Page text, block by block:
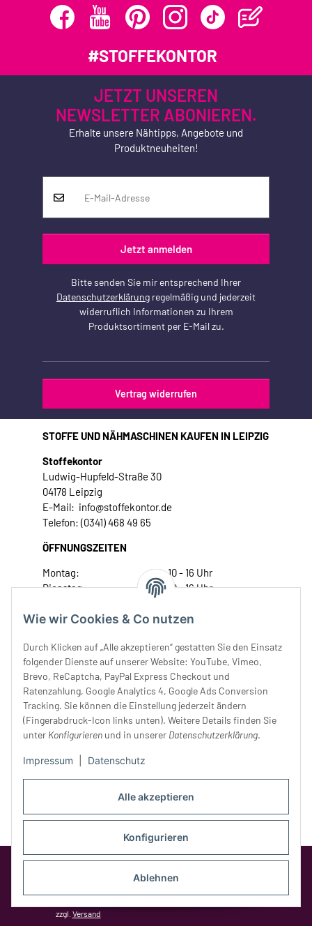
Alle akzeptieren
Konfigurieren
Ablehnen
Wie wir Cookies & Co nutzen
Durch Klicken auf „Alle akzeptieren“ gestatten Sie den Einsatz
folgender Dienste auf unserer Website: YouTube, Vimeo,
Brevo, ReCaptcha, PayPal Express Checkout und
Ratenzahlung, Google Analytics 4, Google Ads Conversion
Tracking. Sie können die Einstellung jederzeit ändern
(Fingerabdruck-Icon links unten). Weitere Details finden Sie
unter Konfigurieren und in unserer Datenschutzerklärung.
Impressum Datenschutz
#STOFFEKONTOR
JETZT UNSEREN
NEWSLETTER ABONIEREN.
Erhalte unsere Nähtipps, Angebote und
Produktneuheiten!
Jetzt anmelden
Bitte senden Sie mir entsprechend Ihrer
Datenschutzerklärung regelmäßig und jederzeit
widerruflich Informationen zu Ihrem
Produktsortiment per E-Mail zu.
Vertrag widerrufen
STOFFE UND NÄHMASCHINEN KAUFEN IN LEIPZIG
Stoffekontor
Ludwig-Hupfeld-Straße 30
04178 Leipzig
E-Mail: info@stoffekontor.de
Telefon: (0341) 468 49 65
ÖFFNUNGSZEITEN
Montag:
10 - 16 Uhr
Dienstag:
10 - 16 Uhr
Donnerstag:
10 - 18 Uhr
Samstag:
10 - 14 Uhr
Unser Service
Rechtliches
Google Analytics deaktivierenStatus:
zzgl. Versand